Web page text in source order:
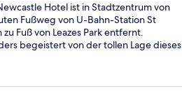
Hotel ist in Stadtzentrum von
Fußweg von U-Bahn-Station St
Fuß von Leazes Park entfernt.
begeistert von der tollen Lage dieses